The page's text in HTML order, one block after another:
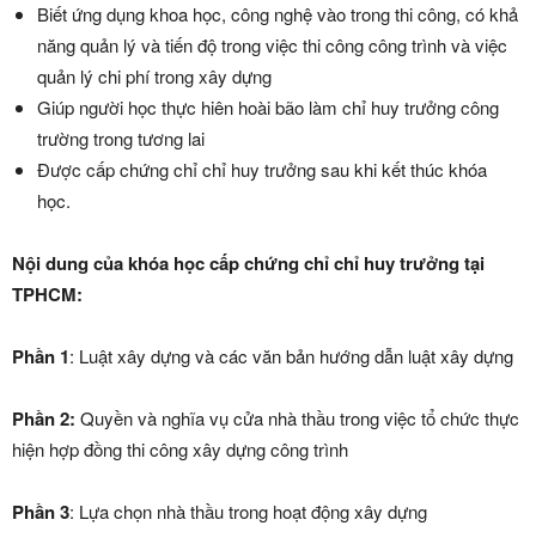
Biết ứng dụng khoa học, công nghệ vào trong thi công, có khả
năng quản lý và tiến độ trong việc thi công công trình và việc
quản lý chi phí trong xây dựng
Giúp người học thực hiên hoài bão làm chỉ huy trưởng công
trường trong tương lai
Được cấp chứng chỉ chỉ huy trưởng sau khi kết thúc khóa
học.
Nội dung của khóa học cấp chứng chỉ chỉ huy trưởng tại
TPHCM:
Phần 1: Luật xây dựng và các văn bản hướng dẫn luật xây dựng
Phần 2: Quyền và nghĩa vụ cửa nhà thầu trong việc tổ chức thực
hiện hợp đồng thi công xây dựng công trình
Phần 3: Lựa chọn nhà thầu trong hoạt động xây dựng